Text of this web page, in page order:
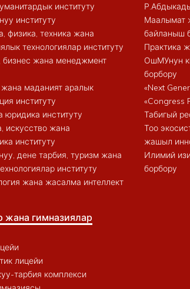
институту
институту
физика, техника жана
технологиялар институту
бизнес жана менеджмент
маданият аралык
институту
юридика институту
искусство жана
институту
дене тарбия, туризм жана
институту
жана жасалма интеллект
жана гимназиялар
лицейи
тарбия комплекси
Маалымат
байланыш
Практика
ОшМУнун
борбору
«Next
«Congress
Табигый
Тоо
жашыл
Илимий
борбору